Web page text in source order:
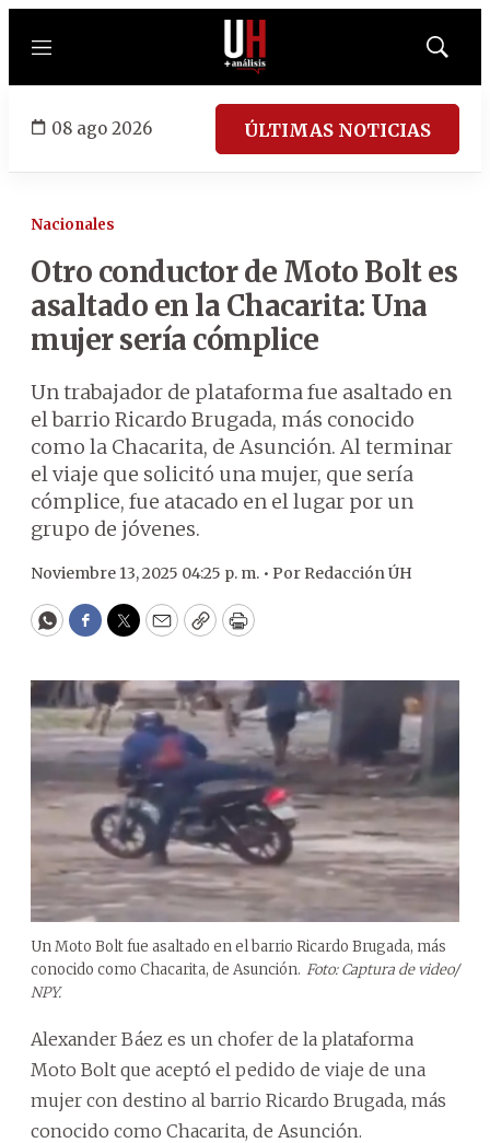
Menú
Mostrar
08 ago 2026 ÚLTIMAS NOTICIAS
Nacionales
Otro conductor de Moto Bolt es
asaltado en la Chacarita: Una
mujer sería cómplice
Un trabajador de plataforma fue asaltado en
el barrio Ricardo Brugada, más conocido
como la Chacarita, de Asunción. Al terminar
el viaje que solicitó una mujer, que sería
cómplice, fue atacado en el lugar por un
grupo de jóvenes.
Noviembre 13, 2025 04:25 p. m. • Por Redacción ÚH
WhatsApp
Facebook
Twitter
EmailCopyPrint
Un Moto Bolt fue asaltado en el barrio Ricardo Brugada, más
conocido como Chacarita, de Asunción. Foto: Captura de video/
NPY.
Alexander Báez es un chofer de la plataforma
Moto Bolt que aceptó el pedido de viaje de una
mujer con destino al barrio Ricardo Brugada, más
conocido como Chacarita, de Asunción.